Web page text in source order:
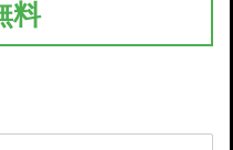
料